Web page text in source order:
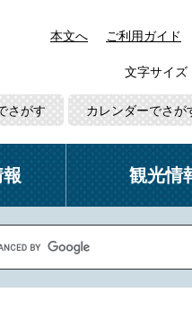
本文へ ご利用ガイド
文字サイズ
さがす カレンダーでさが
観光情